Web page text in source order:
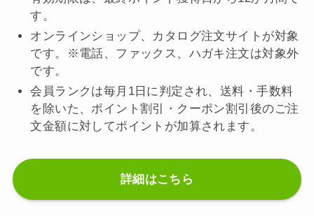
す。
オンラインショップ、カタログ注文サイトが対象
です。※電話、ファックス、ハガキ注文は対象外
です。
会員ランクは毎月1日に判定され、送料・手数料
を除いた、ポイント割引・クーポン割引後のご注
文金額に対してポイントが加算されます。
詳細はこちら